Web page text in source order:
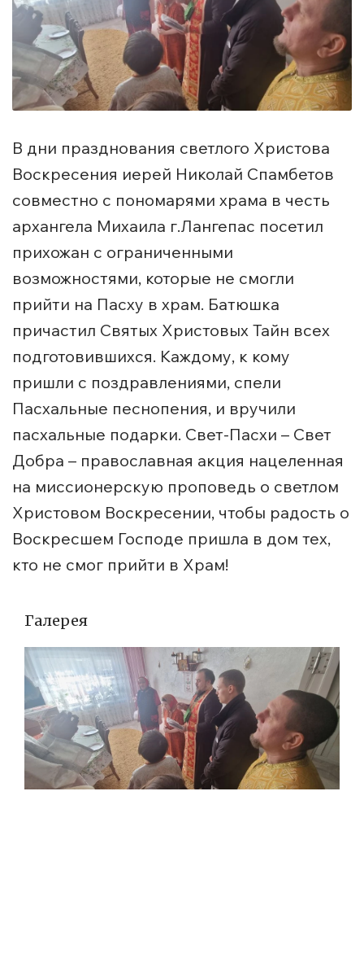
В дни празднования светлого Христова
Воскресения иерей Николай Спамбетов
совместно с пономарями храма в честь
архангела Михаила г.Лангепас посетил
прихожан с ограниченными
возможностями, которые не смогли
прийти на Пасху в храм. Батюшка
причастил Святых Христовых Тайн всех
подготовившихся. Каждому, к кому
пришли с поздравлениями, спели
Пасхальные песнопения, и вручили
пасхальные подарки. Свет-Пасхи – Свет
Добра – православная акция нацеленная
на миссионерскую проповедь о светлом
Христовом Воскресении, чтобы радость о
Воскресшем Господе пришла в дом тех,
кто не смог прийти в Храм!
Галерея